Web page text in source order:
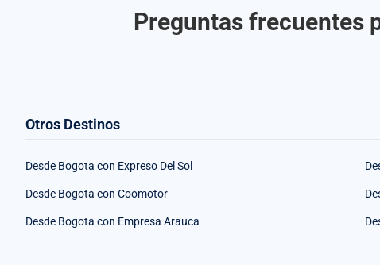
Preguntas frecuentes
Otros Destinos
Desde Bogota con Expreso Del Sol
Desde Bogota con Coomotor
Desde Bogota con Empresa Arauca